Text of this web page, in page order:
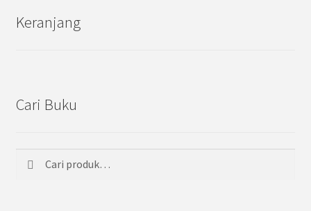
Keranjang
Cari Buku
Pencarian